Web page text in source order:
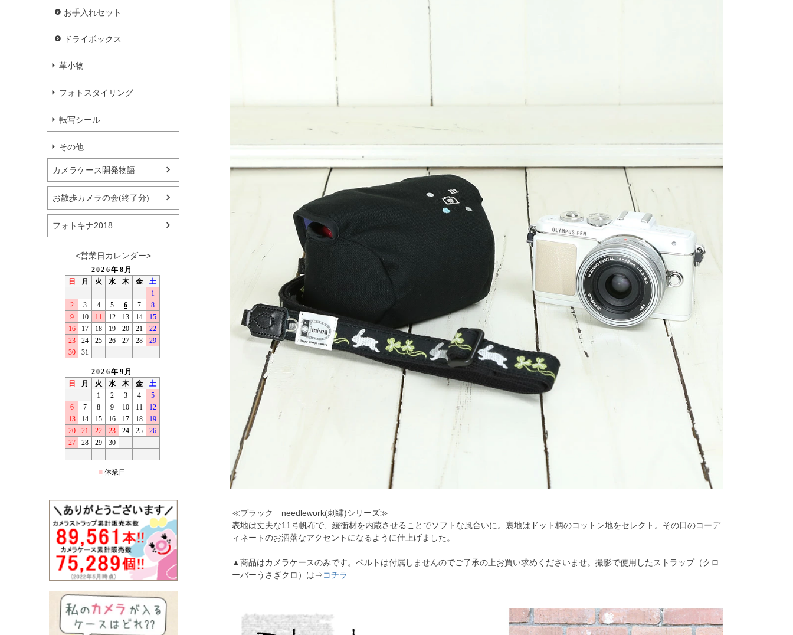
お手入れセット
ドライボックス
革小物
フォトスタイリング
転写シール
その他
カメラケース開発物語
お散歩カメラの会(終了分)
フォトキナ2018
<営業日カレンダー>
≪ブラック needlework(刺繍)シリーズ≫
表地は丈夫な11号帆布で、緩衝材を内蔵させることでソフトな風合いに。裏地はドット柄のコットン地をセレクト。その日のコーデ
ィネートのお洒落なアクセントになるように仕上げました。
▲商品はカメラケースのみです。ベルトは付属しませんのでご了承の上お買い求めくださいませ。撮影で使用したストラップ（クロ
ーバーうさぎクロ）は⇒コチラ